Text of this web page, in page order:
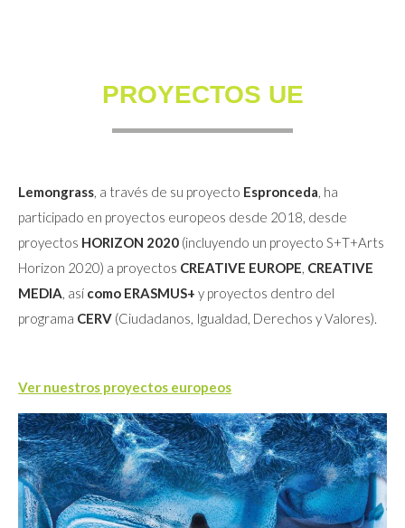
PROYECTOS UE
Lemongrass, a través de su proyecto Espronceda, ha
participado en proyectos europeos desde 2018, desde
proyectos HORIZON 2020 (incluyendo un proyecto S+T+Arts
Horizon 2020) a proyectos CREATIVE EUROPE, CREATIVE
MEDIA, así como ERASMUS+ y proyectos dentro del
programa CERV (Ciudadanos, Igualdad, Derechos y Valores).
Ver nuestros proyectos europeos